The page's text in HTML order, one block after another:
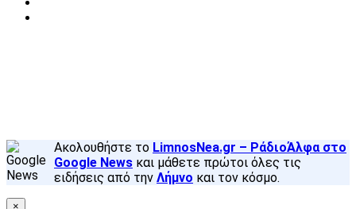
Ακολουθήστε το LimnosNea.gr – ΡάδιοΆλφα στο
Google News και μάθετε πρώτοι όλες τις
ειδήσεις από την Λήμνο και τον κόσμο.
×